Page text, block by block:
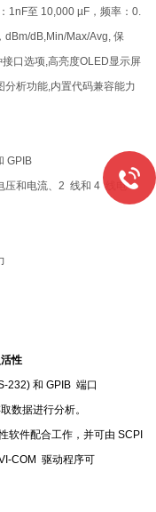
1nF至 10,000 µF ，频率：0.
dBm/dB,Min/Max/Avg,保
接口选项,高亮度OLED显示屏
分析功能,内置代码兼容能力
GPIB
压和电流、2线和 4 线电
性
232)和 GPIB端口
数据进行分析。
软件配合工作，并可由 SCPI
COM驱动程序可